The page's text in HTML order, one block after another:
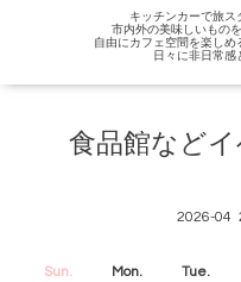
キッチンカーで旅
市内外の美味しいもの
自由にカフェ空間を楽し
日々に非日常感
食品館など
2026-04
Sun. Mon. Tue.